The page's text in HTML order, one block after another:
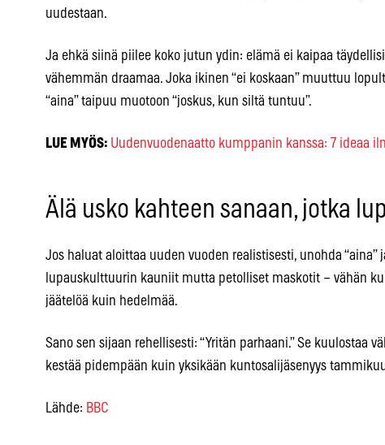
uudestaan.
Ja ehkä siinä piilee koko jutun ydin: elämä ei kaipaa
vähemmän draamaa. Joka ikinen “ei koskaan” muuttuu
“aina” taipuu muotoon “joskus, kun siltä tuntuu”.
LUE MYÖS: Uudenvuodenaatto kumppanin kanssa: 7 ideaa
Älä usko kahteen sanaan, jotka
Jos haluat aloittaa uuden vuoden realistisesti, unohda “aina”
lupauskulttuurin kauniit mutta petolliset maskotit – vähän
jäätelöä kuin hedelmää.
Sano sen sijaan rehellisesti: “Yritän parhaani.” Se kuulostaa
kestää pidempään kuin yksikään kuntosalijäsenyys
Lähde: BBC